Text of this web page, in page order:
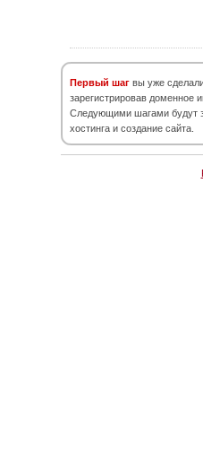
Первый шаг вы уже
зарегистрировав доменное
Следующими шагами будут
хостинга и создание сайта.